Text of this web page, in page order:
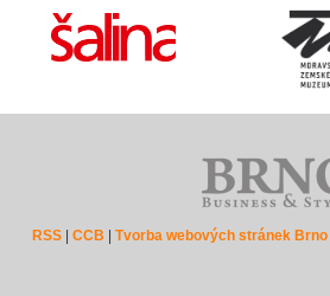
RSS |CCB |Tvorba webových stránek Brno